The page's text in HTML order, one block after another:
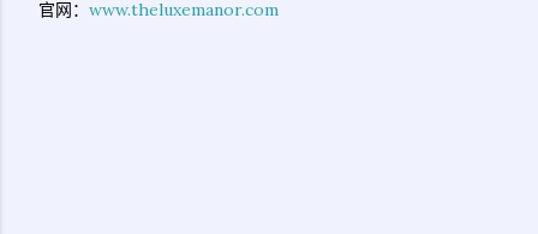
官网： www.theluxemanor.com